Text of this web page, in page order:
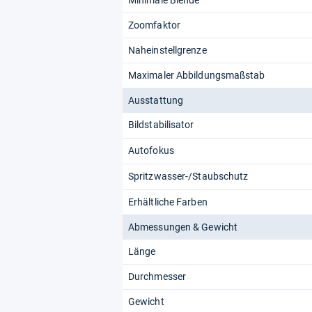
Zoomfaktor
Naheinstellgrenze
Maximaler Abbildungsmaßstab
Ausstattung
Bildstabilisator
Autofokus
Spritzwasser-/Staubschutz
Erhältliche Farben
Abmessungen & Gewicht
Länge
Durchmesser
Gewicht